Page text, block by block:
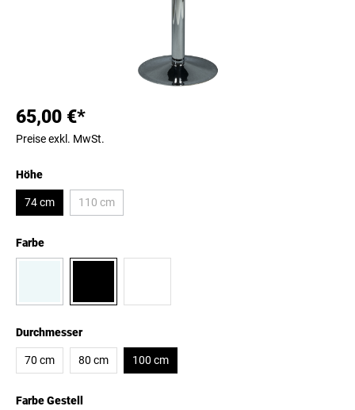
65,00 €*
Preise exkl. MwSt.
Höhe
74 cm 110 cm
Farbe
Durchmesser
70 cm 80 cm 100 cm
Farbe Gestell